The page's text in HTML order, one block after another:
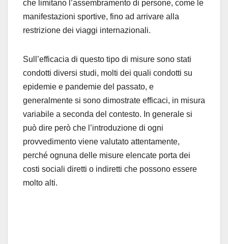
che limitano l’assembramento di persone, come le
manifestazioni sportive, fino ad arrivare alla
restrizione dei viaggi internazionali.
Sull’efficacia di questo tipo di misure sono stati
condotti diversi studi, molti dei quali condotti su
epidemie e pandemie del passato, e
generalmente si sono dimostrate efficaci, in misura
variabile a seconda del contesto. In generale si
può dire però che l’introduzione di ogni
provvedimento viene valutato attentamente,
perché ognuna delle misure elencate porta dei
costi sociali diretti o indiretti che possono essere
molto alti.